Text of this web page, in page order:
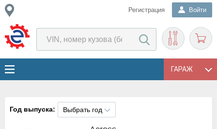
Регистрация Войти
ГАРАЖ
Год выпуска: Выбрать год